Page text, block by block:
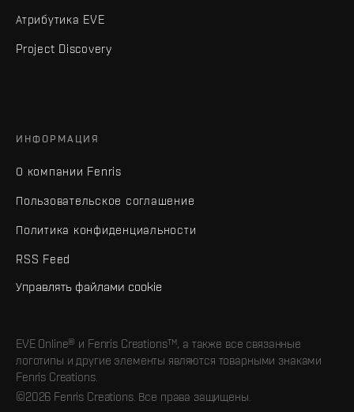
Атрибутика EVE
Project Discovery
ИНФОРМАЦИЯ
О компании Fenris
Пользовательское соглашение
Политика конфиденциальности
RSS Feed
Управлять файлами cookie
EVE Online® и Fenris Creations™, а также все связанные
логотипы и другие элементы являются товарными знаками
Fenris Creations.
©2026 Fenris Creations. Все права защищены.